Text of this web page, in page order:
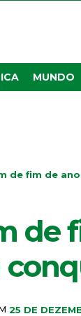
MUNDO
de fim de
de
25 DE